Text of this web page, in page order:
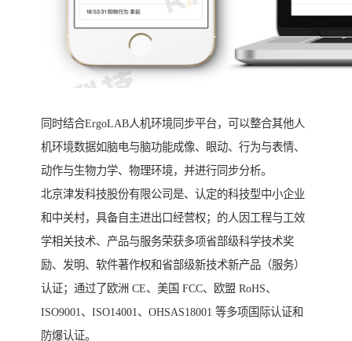
同时结合ErgoLAB人机环境同步平台，可以整合其他人
机环境数据如脑电与脑功能成像、眼动、行为与表情、
动作与生物力学、物理环境，并进行同步分析。
北京津发科技股份有限公司是、认定的科技型中小企业
和中关村，具备自主进出口经营权；的人因工程与工效
学相关技术、产品与服务荣获多项省部级科学技术奖
励、发明、软件著作权和省部级新技术新产品（服务）
认证；通过了欧洲 CE、美国 FCC、欧盟 RoHS、
ISO9001、ISO14001、OHSAS18001 等多项国际认证和
防爆认证。